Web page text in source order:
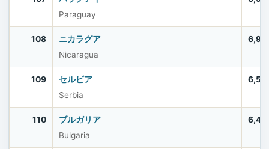
Paraguay
108
ニカラグア
Nicaragua
109
セルビア
Serbia
110
ブルガリア
Bulgaria